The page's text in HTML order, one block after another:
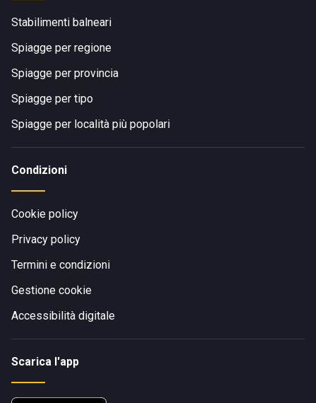
Stabilimenti balneari
Spiagge per regione
Spiagge per provincia
Spiagge per tipo
Spiagge per località più popolari
Condizioni
Cookie policy
Privacy policy
Termini e condizioni
Gestione cookie
Accessibilità digitale
Scarica l'app